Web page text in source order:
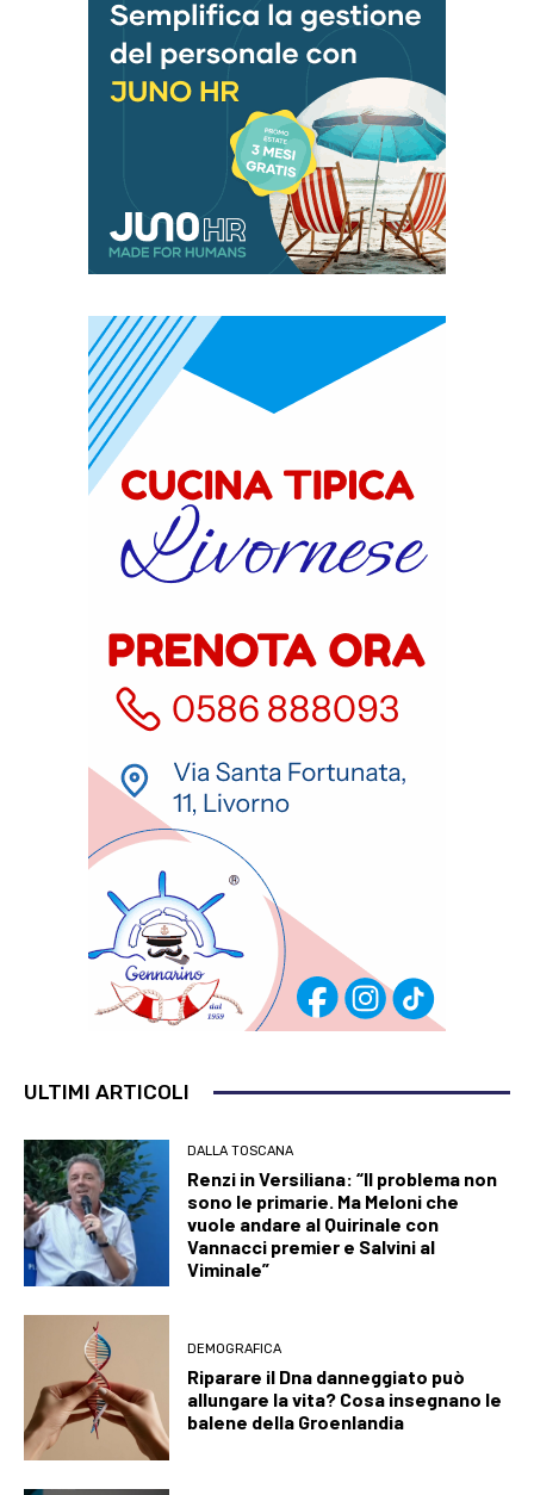
ULTIMI ARTICOLI
DALLA TOSCANA
Renzi in Versiliana: “Il problema non
sono le primarie. Ma Meloni che
vuole andare al Quirinale con
Vannacci premier e Salvini al
Viminale”
DEMOGRAFICA
Riparare il Dna danneggiato può
allungare la vita? Cosa insegnano le
balene della Groenlandia